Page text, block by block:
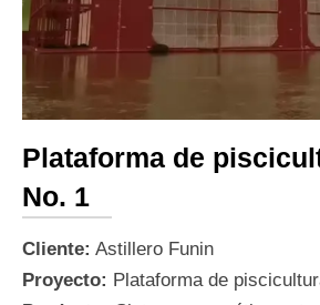
Plataforma de
No. 1
Cliente: Astillero Funin
Proyecto: Plataforma de